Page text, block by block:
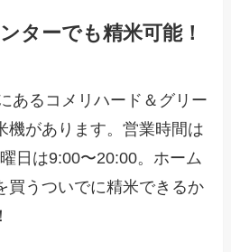
ターでも精米可能！
あるコメリハード＆グリー
機があります。営業時間は
日は9:00〜20:00。ホーム
買うついでに精米できるか